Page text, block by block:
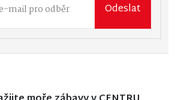
Odeslat